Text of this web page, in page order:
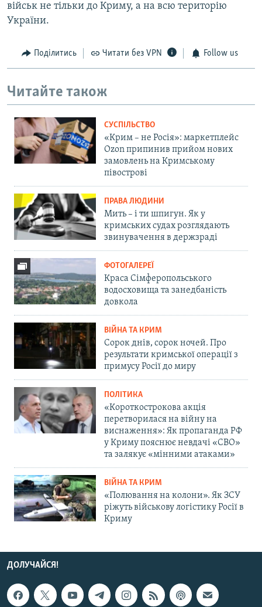
військ не тільки до Криму, а на всю територію
України.
Поділитись Читати без VPN Follow us
Читайте також
СУСПІЛЬСТВО
«Крим – не Росія»: маркетплейс
Ozon припинив прийом нових
замовлень на Кримському
півострові
ПРАВА ЛЮДИНИ
Мить – і ти шпигун. Як у
кримських судах розглядають
звинувачення в держзраді
ФОТОГАЛЕРЕЇ
Краса Сімферопольського
водосховища та занедбаність
довкола
ВІЙНА ТА КРИМ
Сорок днів, сорок ночей. Про
результати кримської операції з
примусу Росії до миру
ПОЛІТИКА
«Короткострокова акція
перетворилася на війну на
виснаження»: Як пропаганда РФ
у Криму пояснює невдачі «СВО»
та залякує «мінними атаками»
ВІЙНА ТА КРИМ
«Полювання на колони». Як ЗСУ
ріжуть військову логістику Росії в
Криму
ДОЛУЧАЙСЯ!